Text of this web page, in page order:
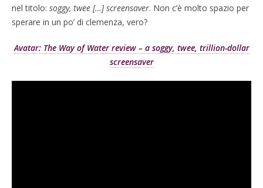
nel titolo: soggy, twee […] screensaver. Non c’è molto spazio per
sperare in un po’ di clemenza, vero?
Avatar: The Way of Water review – a soggy, twee, trillion-dollar
screensaver